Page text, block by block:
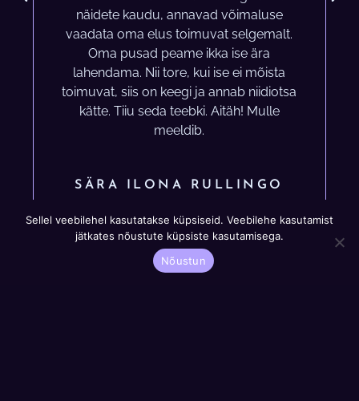
näidete kaudu, annavad võimaluse
vaadata oma elus toimuvat selgemalt.
Oma pusad peame ikka ise ära
lahendama. Nii tore, kui ise ei mõista
toimuvat, siis on keegi ja annab niidiotsa
kätte. Tiiu seda teebki. Aitäh! Mulle
meeldib.
SÄRA ILONA RULLINGO
Sellel veebilehel kasutatakse küpsiseid. Veebilehe kasutamist
jätkates nõustute küpsiste kasutamisega.
Nõustun